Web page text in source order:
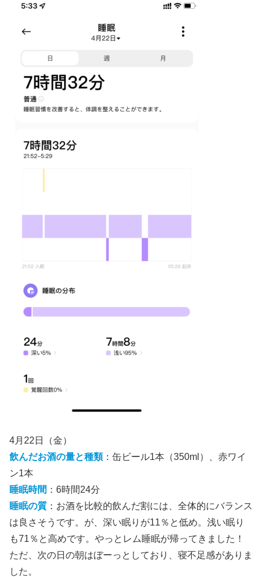
4月22日（金）
飲んだお酒の量と種類：缶ビール1本（350ml）、赤ワイ
ン1本
睡眠時間 ：6時間24分
睡眠の質 ：お酒を比較的飲んだ割には、全体的にバランス
は良さそうです。が、深い眠りが11％と低め。浅い眠り
も71％と高めです。やっとレム睡眠が帰ってきました！
ただ、次の日の朝はぼーっとしており、寝不足感がありま
した。